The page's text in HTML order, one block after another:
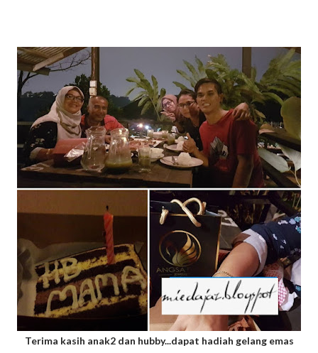
Terima kasih anak2 dan hubby...dapat hadiah gelang emas